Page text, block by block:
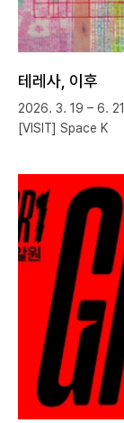
테레사, 이후
2026. 3. 19 – 6. 21
[VISIT] Space K